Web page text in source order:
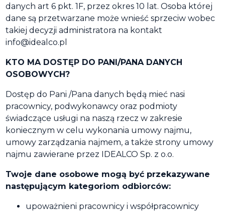
danych art 6 pkt. 1F, przez okres 10 lat. Osoba której
dane są przetwarzane może wnieść sprzeciw wobec
takiej decyzji administratora na kontakt
info@idealco.pl
KTO MA DOSTĘP DO PANI/PANA DANYCH
OSOBOWYCH?
Dostęp do Pani /Pana danych będą mieć nasi
pracownicy, podwykonawcy oraz podmioty
świadczące usługi na naszą rzecz w zakresie
koniecznym w celu wykonania umowy najmu,
umowy zarządzania najmem, a także strony umowy
najmu zawierane przez IDEALCO Sp. z o.o.
Twoje dane osobowe mogą być przekazywane
następującym kategoriom odbiorców:
upoważnieni pracownicy i współpracownicy